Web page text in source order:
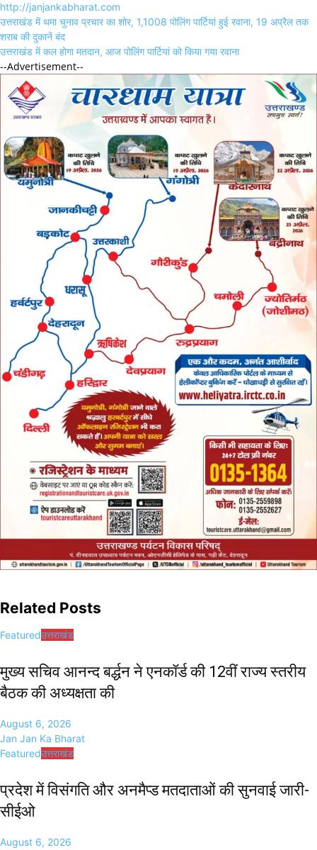
http://janjankabharat.com
Post
navigation
उत्तराखंड में थमा चुनाव प्रचार का शोर, 1,1008 पोलिंग पार्टियां हुई रवाना, 19 अप्रैल तक
शराब की दुकानें बंद
उत्तराखंड में कल होगा मतदान, आज पोलिंग पार्टियां को किया गया रवाना
--Advertisement--
Related Posts
Featuredउत्तराखंड
मुख्य सचिव आनन्द बर्द्धन ने एनकॉर्ड की 12वीं राज्य स्तरीय
बैठक की अध्यक्षता की
August 6, 2026
Jan Jan Ka Bharat
Featuredउत्तराखंड
प्रदेश में विसंगति और अनमैप्ड मतदाताओं की सुनवाई जारी-
सीईओ
August 6, 2026